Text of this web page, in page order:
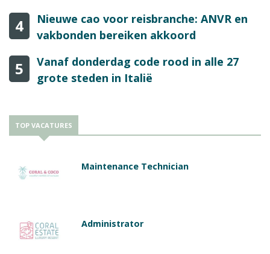
4
Nieuwe cao voor reisbranche: ANVR en
vakbonden bereiken akkoord
5
Vanaf donderdag code rood in alle 27
grote steden in Italië
TOP VACATURES
Maintenance Technician
Administrator